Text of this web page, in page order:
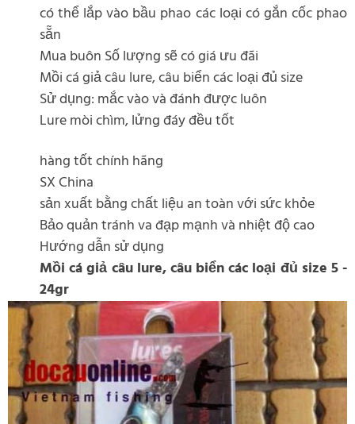
có thể lắp vào bầu phao các loại có gắn cốc phao
sẵn
Mua buôn Số lượng sẽ có giá ưu đãi
Mồi cá giả câu lure, câu biển các loại đủ size
Sử dụng: mắc vào và đánh được luôn
Lure mòi chìm, lửng đáy đều tốt
hàng tốt chính hãng
SX China
sản xuất bằng chất liệu an toàn với sức khỏe
Bảo quản tránh va đạp mạnh và nhiệt độ cao
Hướng dẫn sử dụng
Mồi cá giả câu lure, câu biển các loại đủ size 5 -
24gr